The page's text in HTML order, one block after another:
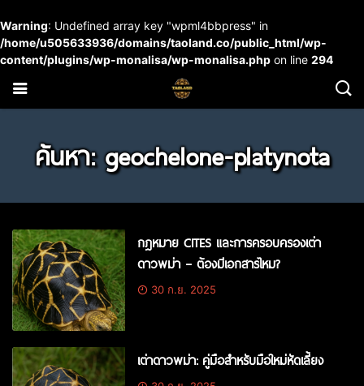
Warning: Undefined array key "wpml4bbpress" in
/home/u505633936/domains/taoland.co/public_html/wp-
content/plugins/wp-monalisa/wp-monalisa.php on line 294
ค้นหา: geochelone-platynota
กฎหมาย CITES และการครอบครองเต่า
ดาวพม่า – ต้องมีเอกสารไหม?
30 ก.ย. 2025
เต่าดาวพม่า: คู่มือสำหรับมือใหม่หัดเลี้ยง